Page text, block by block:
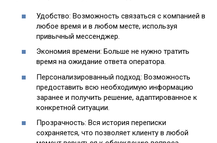
Удобство: Возможность связаться с компанией в
любое время и в любом месте, используя
привычный мессенджер.
Экономия времени: Больше не нужно тратить
время на ожидание ответа оператора.
Персонализированный подход: Возможность
предоставить всю необходимую информацию
заранее и получить решение, адаптированное к
конкретной ситуации.
Прозрачность: Вся история переписки
сохраняется, что позволяет клиенту в любой